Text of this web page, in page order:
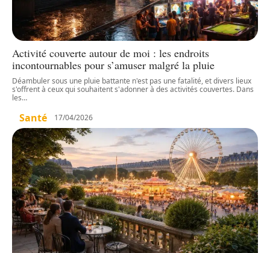
Activité couverte autour de moi : les endroits
incontournables pour s’amuser malgré la pluie
Déambuler sous une pluie battante n'est pas une fatalité, et divers lieux
s'offrent à ceux qui souhaitent s'adonner à des activités couvertes. Dans
les…
Santé 17/04/2026